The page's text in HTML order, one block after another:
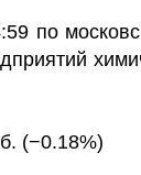
по
(−0.18%)